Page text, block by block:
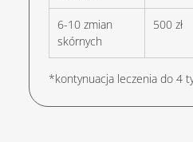
6-10 zmian
skórnych
500 zł
*kontynuacja leczenia do 4